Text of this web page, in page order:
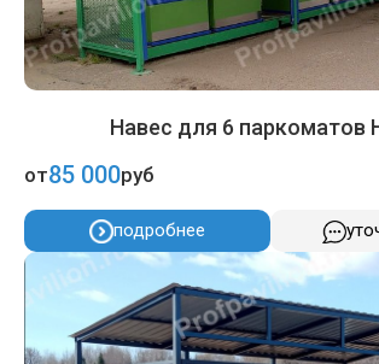
Навес для 6 паркоматов
от85 000руб
подробнее